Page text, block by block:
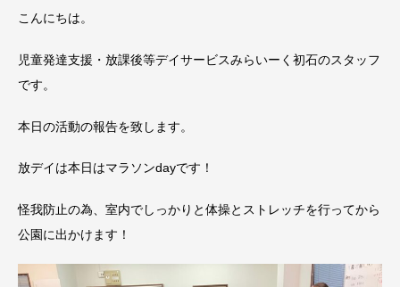
こんにちは。
児童発達支援・放課後等デイサービスみらいーく初石のスタッフ
です。
本日の活動の報告を致します。
放デイは本日はマラソンdayです！
怪我防止の為、室内でしっかりと体操とストレッチを行ってから
公園に出かけます！